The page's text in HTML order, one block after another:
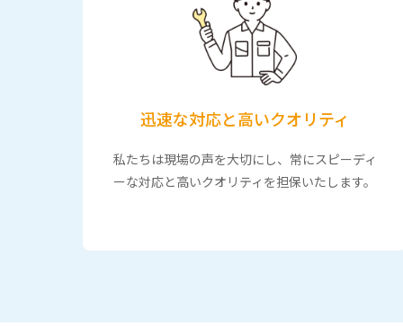
迅速な対応と高いクオリティ
私たちは現場の声を大切にし、常にスピーディ
ーな対応と高いクオリティを担保いたします。